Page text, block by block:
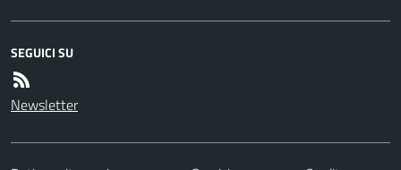
SEGUICI SU
Newsletter